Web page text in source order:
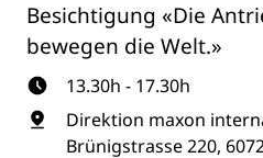
Besichtigung «Die
bewegen die Welt.»
13.30h - 17.30h
Direktion maxon
Brünigstrasse 220,